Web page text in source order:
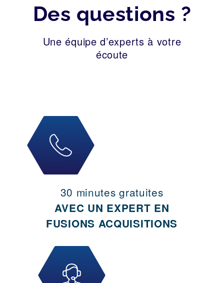
Des questions ?
Une équipe d’experts à votre
écoute
30 minutes gratuites
AVEC UN EXPERT EN
FUSIONS ACQUISITIONS